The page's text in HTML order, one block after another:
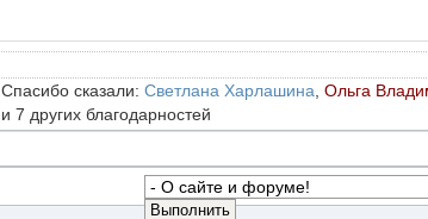
Спасибо сказали: Светлана Харлашина Ольга
и 7 других благодарностей